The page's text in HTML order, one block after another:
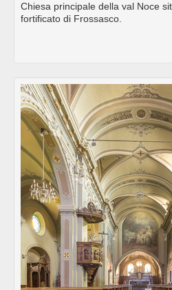
Chiesa principale della val Noce
fortificato di Frossasco.